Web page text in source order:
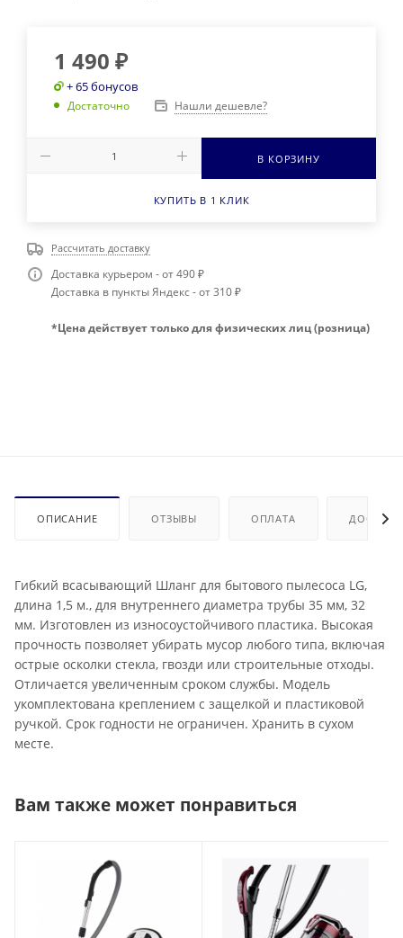
1 490 ₽
+ 65 бонусов
Достаточно Нашли дешевле?
В КОРЗИНУ
КУПИТЬ В 1 КЛИК
Рассчитать доставку
Доставка курьером - от 490 ₽
Доставка в пункты Яндекс - от 310 ₽
*Цена действует только для физических лиц (розница)
ОПИСАНИЕ ОТЗЫВЫ ОПЛАТА
Гибкий всасывающий Шланг для бытового пылесоса LG,
длина 1,5 м., для внутреннего диаметра трубы 35 мм, 32
мм. Изготовлен из износоустойчивого пластика. Высокая
прочность позволяет убирать мусор любого типа, включая
острые осколки стекла, гвозди или строительные отходы.
Отличается увеличенным сроком службы. Модель
укомплектована креплением с защелкой и пластиковой
ручкой. Срок годности не ограничен. Хранить в сухом
месте.
Вам также может понравиться